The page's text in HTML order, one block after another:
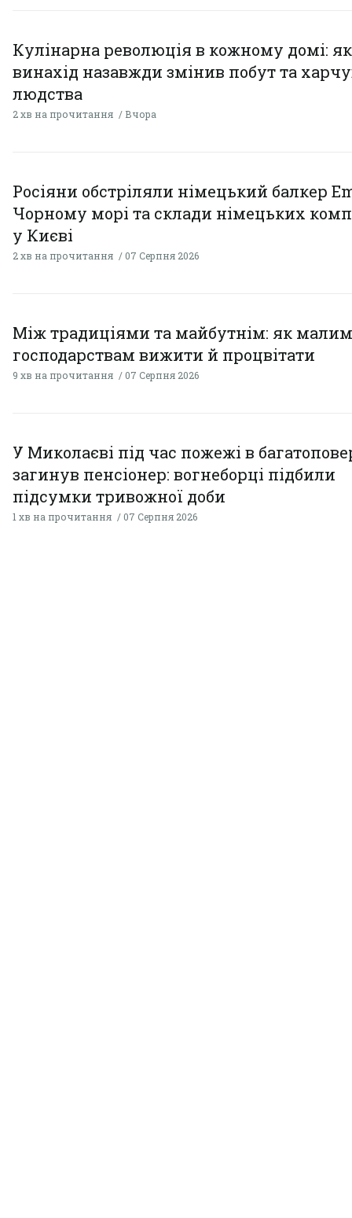
Кулінарна революція в кожному домі:
винахід назавжди змінив побут та
людства
2 хв на прочитання Вчора
Росіяни обстріляли німецький балкер
Чорному морі та склади німецьких
у Києві
2 хв на прочитання 07 Серпня 2026
Між традиціями та майбутнім: як малим
господарствам вижити й процвітати
9 хв на прочитання 07 Серпня 2026
У Миколаєві під час пожежі в
загинув пенсіонер: вогнеборці підбили
підсумки тривожної доби
1 хв на прочитання 07 Серпня 2026